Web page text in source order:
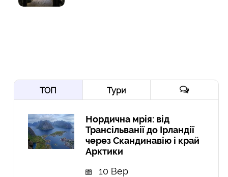
ТОП Тури
Нордична мрія: від
Трансільванії до Ірландії
через Скандинавію і край
Арктики
10 Вер